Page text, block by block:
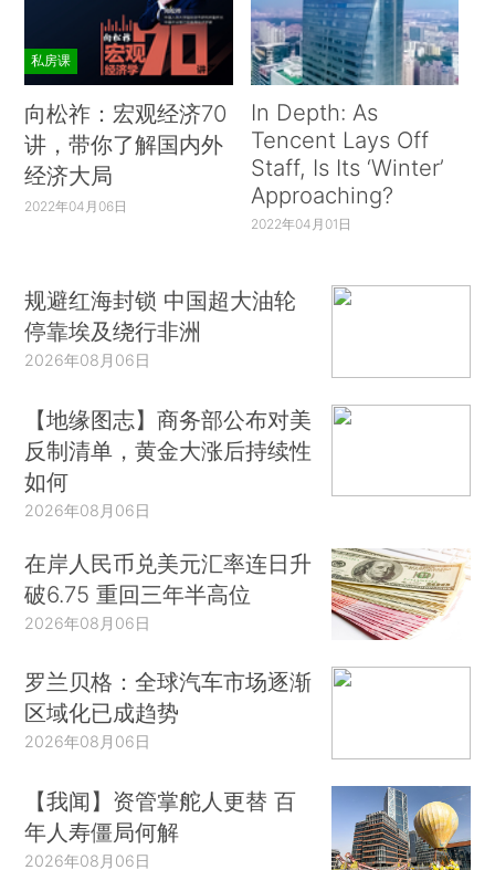
私房课
向松祚：宏观经济70
讲，带你了解国内外
经济大局
2022年04月06日
In Depth: As
Tencent Lays Off
Staff, Is Its ‘Winter’
Approaching?
2022年04月01日
规避红海封锁 中国超大油轮
停靠埃及绕行非洲
2026年08月06日
【地缘图志】商务部公布对美
反制清单，黄金大涨后持续性
如何
2026年08月06日
在岸人民币兑美元汇率连日升
破6.75 重回三年半高位
2026年08月06日
罗兰贝格：全球汽车市场逐渐
区域化已成趋势
2026年08月06日
【我闻】资管掌舵人更替 百
年人寿僵局何解
2026年08月06日